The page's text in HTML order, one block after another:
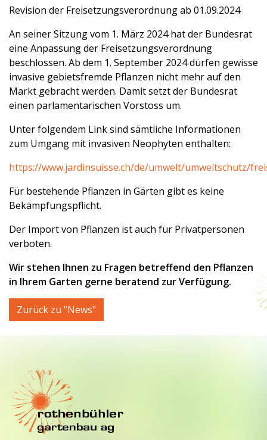
Revision der Freisetzungsverordnung ab 01.09.2024
An seiner Sitzung vom 1. März 2024 hat der Bundesrat
eine Anpassung der Freisetzungsverordnung
beschlossen. Ab dem 1. September 2024 dürfen gewisse
invasive gebietsfremde Pflanzen nicht mehr auf den
Markt gebracht werden. Damit setzt der Bundesrat
einen parlamentarischen Vorstoss um.
Unter folgendem Link sind sämtliche Informationen
zum Umgang mit invasiven Neophyten enthalten:
https://www.jardinsuisse.ch/de/umwelt/umweltschutz/
Für bestehende Pflanzen in Gärten gibt es keine
Bekämpfungspflicht.
Der Import von Pflanzen ist auch für Privatpersonen
verboten.
Wir stehen Ihnen zu Fragen betreffend den Pflanzen
in Ihrem Garten gerne beratend zur Verfügung.
Zurück zu "News"